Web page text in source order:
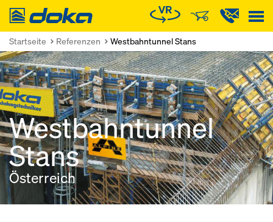
Doka
Startseite Referenzen Westbahntunnel Stans
Westbahntunnel
Stans
Österreich